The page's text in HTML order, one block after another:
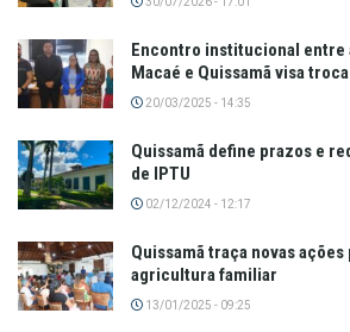
Encontro institucional entre
Macaé e Quissamã visa
20/03/2025 - 14:35
Quissamã define prazos e
de IPTU
02/12/2024 - 12:17
Quissamã traça novas
agricultura familiar
13/01/2025 - 09:25